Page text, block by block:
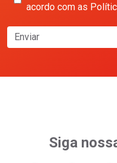
acordo com as
Enviar
Siga